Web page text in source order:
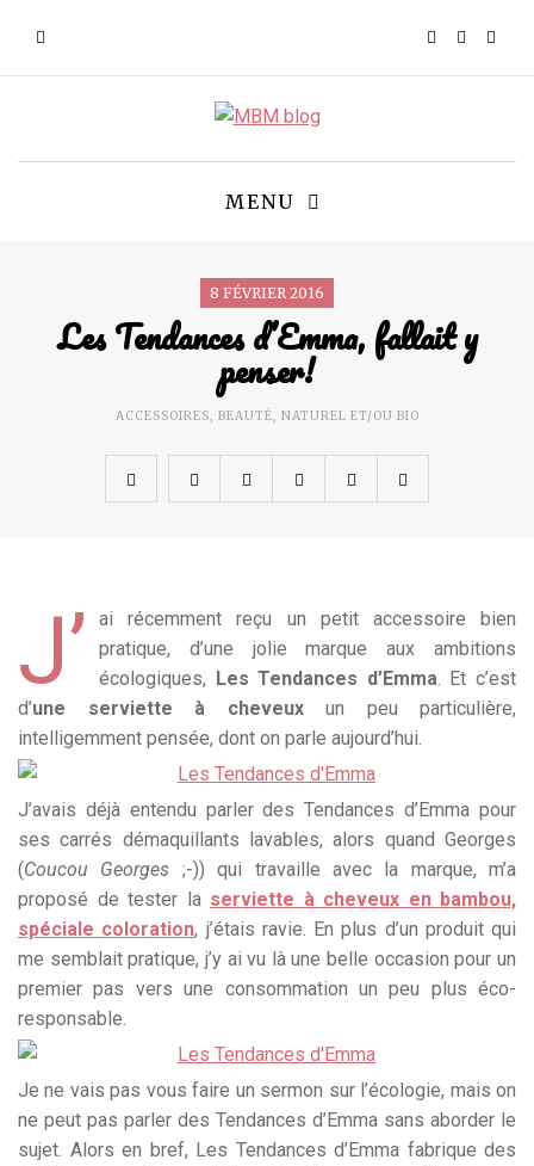
MENU
8 FÉVRIER 2016
Les Tendances d’Emma, fallait y
penser!
ACCESSOIRES, BEAUTÉ, NATUREL ET/OU BIO
J’
ai récemment reçu un petit accessoire bien
pratique, d’une jolie marque aux ambitions
écologiques,
Les Tendances d’Emma. Et c’est
d’une serviette à cheveuxun peu particulière,
intelligemment pensée, dont on parle aujourd’hui.
J’avais déjà entendu parler des Tendances d’Emma pour
ses carrés démaquillants lavables, alors quand Georges
(Coucou Georges ;-)) qui travaille avec la marque, m’a
proposé de tester la serviette à cheveux en bambou,
spéciale coloration, j’étais ravie. En plus d’un produit qui
me semblait pratique, j’y ai vu là une belle occasion pour un
premier pas vers une consommation un peu plus éco-
responsable.
Je ne vais pas vous faire un sermon sur l’écologie, mais on
ne peut pas parler des Tendances d’Emma sans aborder le
sujet. Alors en bref, Les Tendances d’Emma fabrique des